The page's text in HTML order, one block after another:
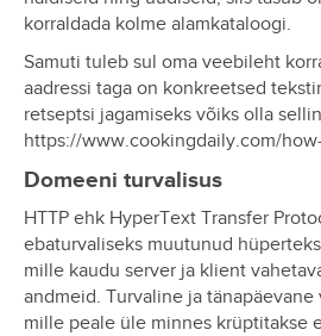
korraldada kolme alamkataloogi.
Samuti tuleb sul oma veebileht
aadressi taga on konkreetsed
retseptsi jagamiseks võiks olla
https://www.cookingdaily.com/
Domeeni turvalisus
HTTP ehk HyperText Transfer
ebaturvaliseks muutunud
mille kaudu server ja klient
andmeid. Turvaline ja tänapäevane
mille peale üle minnes krüptitakse